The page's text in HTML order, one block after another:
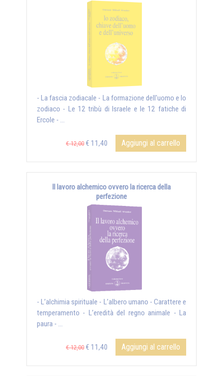
- La fascia zodiacale - La formazione dell'uomo e lo
zodiaco - Le 12 tribù di Israele e le 12 fatiche di
Ercole - ...
€ 12,00 € 11,40 Aggiungi al carrello
Il lavoro alchemico ovvero la ricerca della
perfezione
- L’alchimia spirituale - L’albero umano - Carattere e
temperamento - L’eredità del regno animale - La
paura - ...
€ 12,00 € 11,40 Aggiungi al carrello